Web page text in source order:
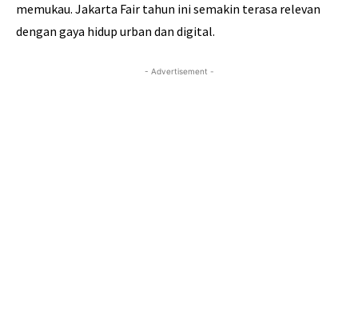
memukau. Jakarta Fair tahun ini semakin terasa relevan
dengan gaya hidup urban dan digital.
- Advertisement -